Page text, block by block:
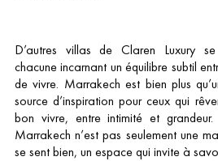
D’autres villas de Claren Luxury
chacune incarnant un équilibre subtil
de vivre. Marrakech est bien plus
source d’inspiration pour ceux qui
bon vivre, entre intimité et
Marrakech n’est pas seulement une
se sent bien, un espace qui invite à